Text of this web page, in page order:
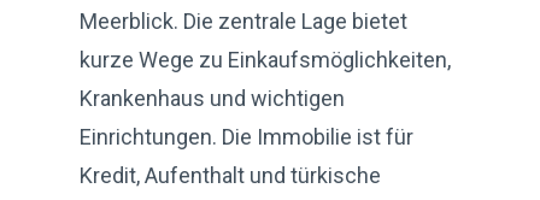
Meerblick. Die zentrale Lage bietet
kurze Wege zu Einkaufsmöglichkeiten,
Krankenhaus und wichtigen
Einrichtungen. Die Immobilie ist für
Kredit, Aufenthalt und türkische